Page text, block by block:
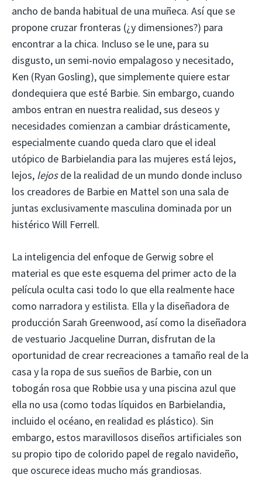
ancho de banda habitual de una muñeca. Así que se
propone cruzar fronteras (¿y dimensiones?) para
encontrar a la chica. Incluso se le une, para su
disgusto, un semi-novio empalagoso y necesitado,
Ken (Ryan Gosling), que simplemente quiere estar
dondequiera que esté Barbie. Sin embargo, cuando
ambos entran en nuestra realidad, sus deseos y
necesidades comienzan a cambiar drásticamente,
especialmente cuando queda claro que el ideal
utópico de Barbielandia para las mujeres está lejos,
lejos, lejosde la realidad de un mundo donde incluso
los creadores de Barbie en Mattel son una sala de
juntas exclusivamente masculina dominada por un
histérico Will Ferrell.
La inteligencia del enfoque de Gerwig sobre el
material es que este esquema del primer acto de la
película oculta casi todo lo que ella realmente hace
como narradora y estilista. Ella y la diseñadora de
producción Sarah Greenwood, así como la diseñadora
de vestuario Jacqueline Durran, disfrutan de la
oportunidad de crear recreaciones a tamaño real de la
casa y la ropa de sus sueños de Barbie, con un
tobogán rosa que Robbie usa y una piscina azul que
ella no usa (como todas líquidos en Barbielandia,
incluido el océano, en realidad es plástico). Sin
embargo, estos maravillosos diseños artificiales son
su propio tipo de colorido papel de regalo navideño,
que oscurece ideas mucho más grandiosas.